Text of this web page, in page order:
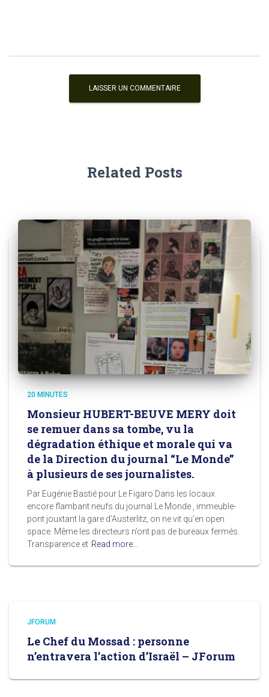
Related Posts
20 MINUTES
Monsieur HUBERT-BEUVE MERY doit
se remuer dans sa tombe, vu la
dégradation éthique et morale qui va
de la Direction du journal “Le Monde”
à plusieurs de ses journalistes.
Par Eugénie Bastié pour Le Figaro Dans les locaux
encore flambant neufs du journal Le Monde , immeuble-
pont jouxtant la gare d’Austerlitz, on ne vit qu’en open
space. Même les directeurs n’ont pas de bureaux fermés.
Transparence et Read more…
JFORUM
Le Chef du Mossad : personne
n’entravera l’action d’Israël – JForum